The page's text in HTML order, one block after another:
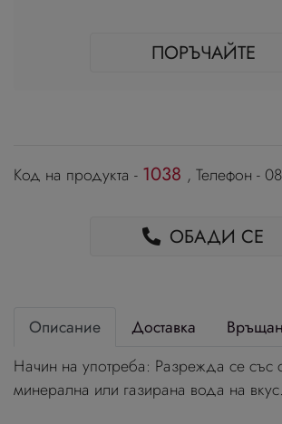
ПОРЪЧАЙТЕ
Код на продукта - 1038 , Телефон -
ОБАДИ СЕ
Описание Доставка
Начин на употреба: Разрежда се със
минерална или газирана вода на вкус.